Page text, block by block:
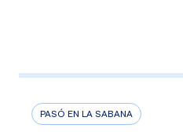
PASÓ EN LA SABANA